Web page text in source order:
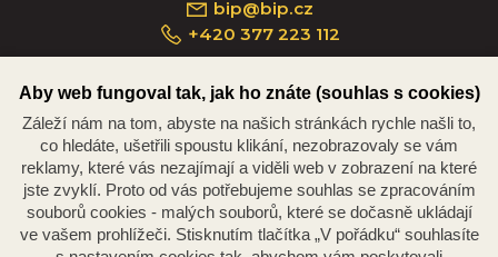
bip@bip.cz
+420 377 223 112
Náměstí Republiky 234/35, 301 00 Plzeň
Aby web fungoval tak, jak ho znáte (souhlas s cookies)
Záleží nám na tom, abyste na našich stránkách rychle našli to,
co hledáte, ušetřili spoustu klikání, nezobrazovaly se vám
reklamy, které vás nezajímají a viděli web v zobrazení na které
jste zvyklí. Proto od vás potřebujeme souhlas se zpracováním
souborů cookies - malých souborů, které se dočasně ukládají
ve vašem prohlížeči. Stisknutím tlačítka „V pořádku“ souhlasíte